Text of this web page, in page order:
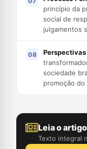
princípio da
social de
julgamentos
Perspectivas
sociedade
promoção
Leia o
Texto integral